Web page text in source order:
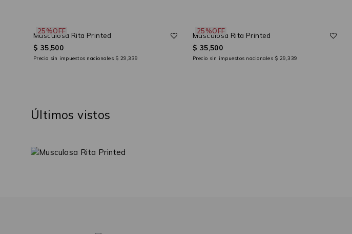
25%OFF
Musculosa Rita Printed
$ 35,500
Precio sin impuestos nacionales $ 29,339
25%OFF
Musculosa Rita Printed
$ 35,500
Precio sin impuestos nacionales $ 29,339
Últimos vistos